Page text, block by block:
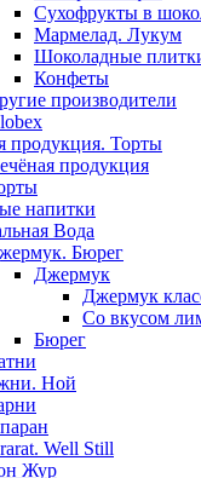
Сухофрукты в
Мармелад. Лукум
Шоколадные
Конфеты
производители
продукция. Торты
продукция
напитки
Вода
Бюрег
Джермук
Джермук
Со вкусом
Бюрег
Ной
Well Still
Жур